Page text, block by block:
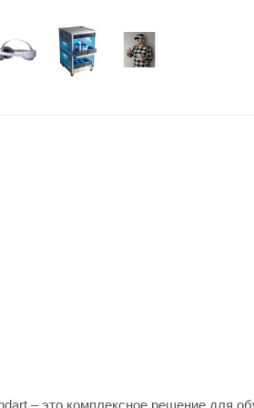
– это комплексное решение для